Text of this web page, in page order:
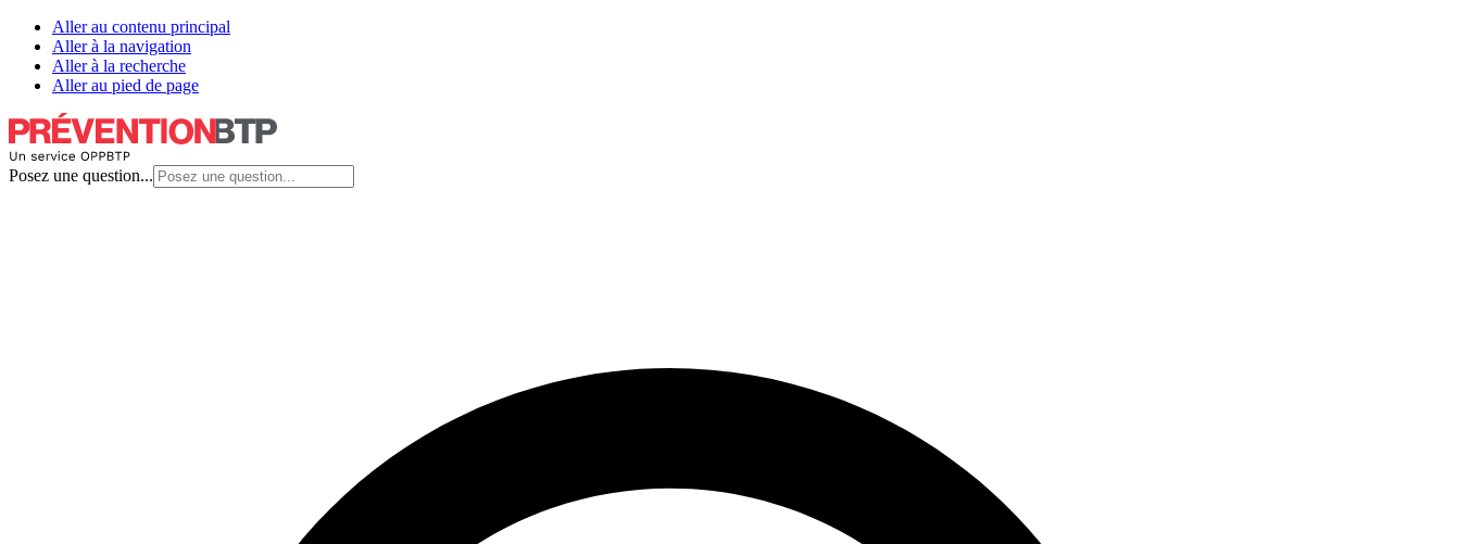
Aller au contenu principal
Aller à la navigation
Aller à la recherche
Aller au pied de page
Posez une question...